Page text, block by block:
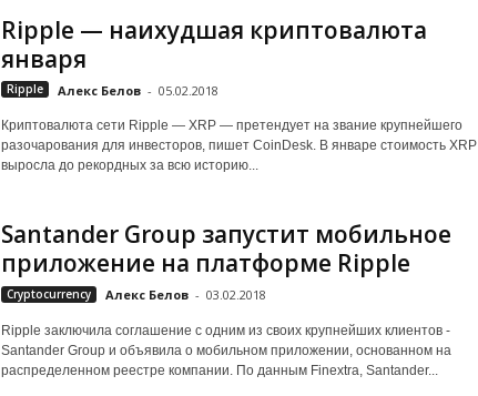
Ripple — наихудшая криптовалюта
января
Ripple Алекс Белов - 05.02.2018
Криптовалюта сети Ripple — XRP — претендует на звание крупнейшего
разочарования для инвесторов, пишет CoinDesk. В январе стоимость XRP
выросла до рекордных за всю историю...
Santander Group запустит мобильное
приложение на платформе Ripple
Cryptocurrency Алекс Белов - 03.02.2018
Ripple заключила соглашение с одним из своих крупнейших клиентов -
Santander Group и объявила о мобильном приложении, основанном на
распределенном реестре компании. По данным Finextra, Santander...